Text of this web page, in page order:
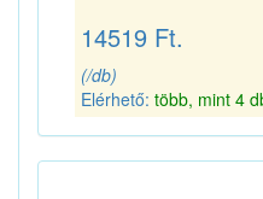
14519 Ft.
(/db)
Elérhető: több, mint 4